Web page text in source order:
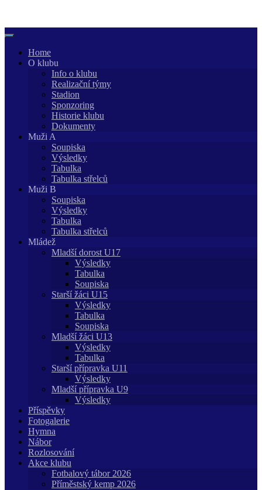
content
Home
O klubu
Info o klubu
Realizační týmy
Stadion
Sponzoring
Historie klubu
Dokumenty
Muži A
Soupiska
Výsledky
Tabulka
Tabulka střelců
Muži B
Soupiska
Výsledky
Tabulka
Tabulka střelců
Mládež
Mladší dorost U17
Výsledky
Tabulka
Soupiska
Starší žáci U15
Výsledky
Tabulka
Soupiska
Mladší žáci U13
Výsledky
Tabulka
Starší přípravka U11
Výsledky
Mladší přípravka U9
Výsledky
Příspěvky
Fotogalerie
Hymna
Nábor
Rozlosování
Akce klubu
Fotbalový tábor 2026
Příměstský kemp 2026